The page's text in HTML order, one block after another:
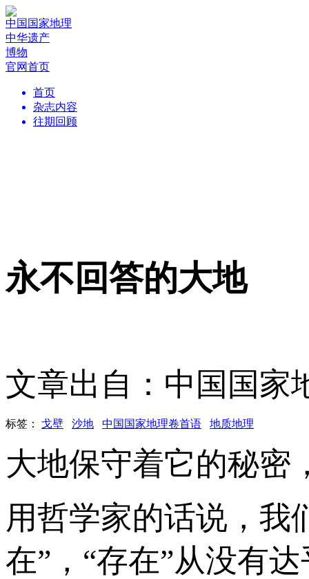
中国国家地理
中华遗产
博物
官网首页
首页
杂志内容
往期回顾
永不回答的大地
文章出自：中国国家
标签： 戈壁 沙地 中国国家地理卷首语 地质地理
大地保守着它的秘密
用哲学家的话说，我
在”，“存在”从没有